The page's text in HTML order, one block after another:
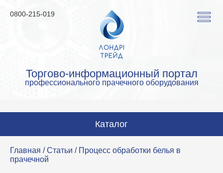
Торгово-информационный портал
профессионального прачечного оборудования
0800-215-019
Каталог
Стиральные машины
Сушильные машины
Главная /Статьи / Процесс обработки белья в
прачечной